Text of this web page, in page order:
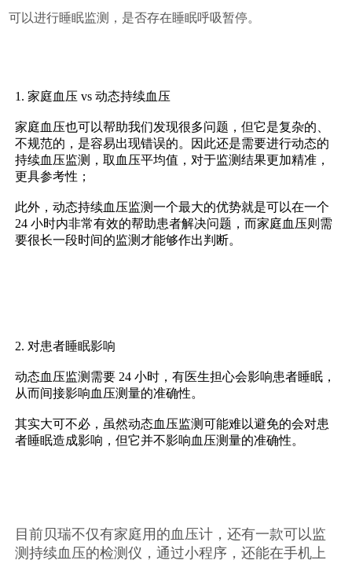
可以进行睡眠监测，是否存在睡眠呼吸暂停。
1. 家庭血压 vs 动态持续血压
家庭血压也可以帮助我们发现很多问题，但它是复杂的、
不规范的，是容易出现错误的。因此还是需要进行动态的
持续血压监测，取血压平均值，对于监测结果更加精准，
更具参考性；
此外，动态持续血压监测一个最大的优势就是可以在一个
24 小时内非常有效的帮助患者解决问题，而家庭血压则需
要很长一段时间的监测才能够作出判断。
2. 对患者睡眠影响
动态血压监测需要 24 小时，有医生担心会影响患者睡眠，
从而间接影响血压测量的准确性。
其实大可不必，虽然动态血压监测可能难以避免的会对患
者睡眠造成影响，但它并不影响血压测量的准确性。
目前贝瑞不仅有家庭用的血压计，还有一款可以监
测持续血压的检测仪，通过小程序，还能在手机上